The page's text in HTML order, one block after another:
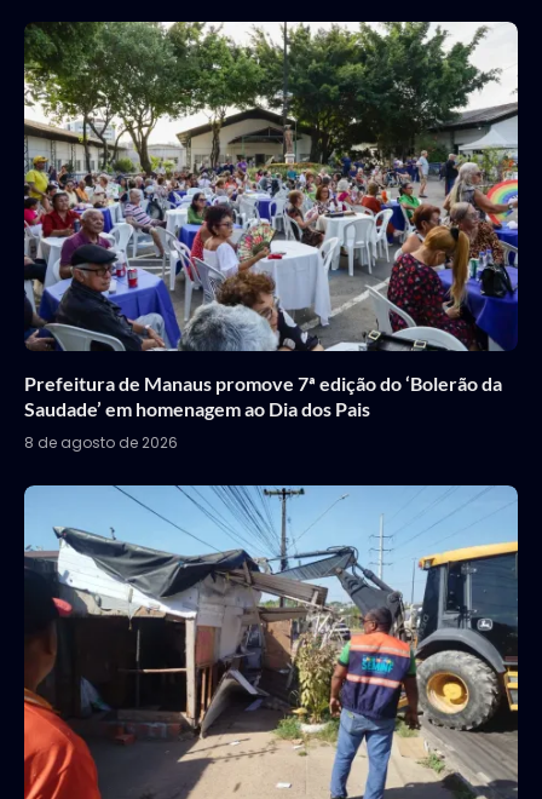
Prefeitura de Manaus promove 7ª edição do ‘Bolerão da
Saudade’ em homenagem ao Dia dos Pais
8 de agosto de 2026